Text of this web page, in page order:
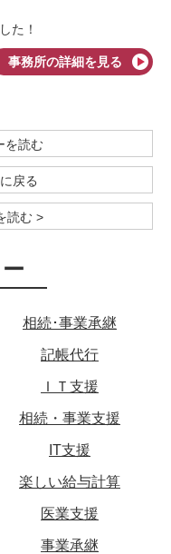
た！
事務所の詳細を見る
を読む
戻る
読む >
相続･事業承継
記帳代行
ＩＴ支援
相続・事業支援
IT支援
楽しい給与計算
医業支援
事業承継